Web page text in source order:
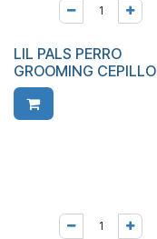
LIL PALS PERRO
GROOMING CEPILLO